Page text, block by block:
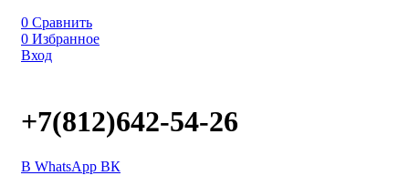
0 Сравнить
0 Избранное
Вход
+7(812)642-54-26
В WhatsApp ВК